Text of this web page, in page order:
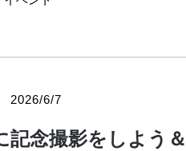
2026/6/7
念撮影をしよう